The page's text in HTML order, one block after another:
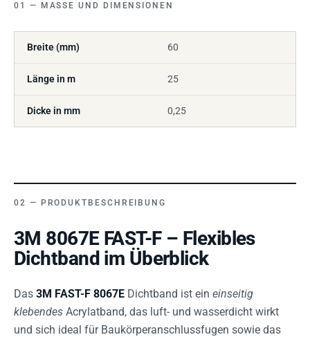
MASSE UND DIMENSIONEN
Breite (mm) 60
Länge in m 25
Dicke in mm 0,25
PRODUKTBESCHREIBUNG
3M 8067E FAST-F – Flexibles
Dichtband im Überblick
Das 3M FAST-F 8067E Dichtband ist ein einseitig
klebendes Acrylatband, das luft- und wasserdicht wirkt
und sich ideal für Baukörperanschlussfugen sowie das